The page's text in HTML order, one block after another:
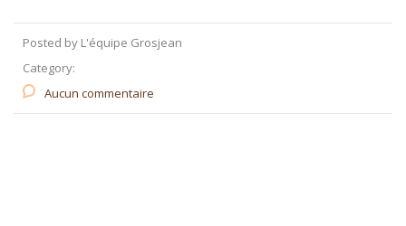
Posted by L'équipe Grosjean
Category:
Aucun commentaire